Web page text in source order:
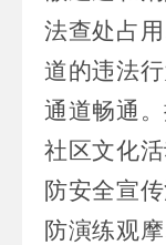
法查处占
道的违法
通道畅通
社区文化
防安全宣
防演练观